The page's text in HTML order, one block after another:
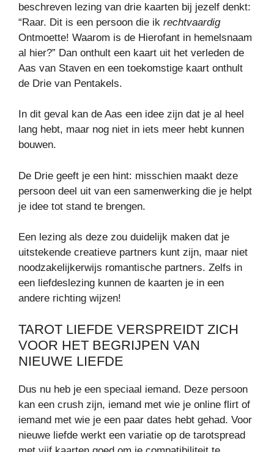
beschreven lezing van drie kaarten bij jezelf denkt:
“Raar. Dit is een persoon die ik rechtvaardig
Ontmoette! Waarom is de Hierofant in hemelsnaam
al hier?” Dan onthult een kaart uit het verleden de
Aas van Staven en een toekomstige kaart onthult
de Drie van Pentakels.
In dit geval kan de Aas een idee zijn dat je al heel
lang hebt, maar nog niet in iets meer hebt kunnen
bouwen.
De Drie geeft je een hint: misschien maakt deze
persoon deel uit van een samenwerking die je helpt
je idee tot stand te brengen.
Een lezing als deze zou duidelijk maken dat je
uitstekende creatieve partners kunt zijn, maar niet
noodzakelijkerwijs romantische partners. Zelfs in
een liefdeslezing kunnen de kaarten je in een
andere richting wijzen!
TAROT LIEFDE VERSPREIDT ZICH
VOOR HET BEGRIJPEN VAN
NIEUWE LIEFDE
Dus nu heb je een speciaal iemand. Deze persoon
kan een crush zijn, iemand met wie je online flirt of
iemand met wie je een paar dates hebt gehad. Voor
nieuwe liefde werkt een variatie op de tarotspread